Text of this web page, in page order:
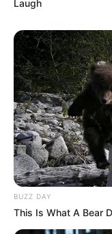
Laugh
BUZZ DAY
This Is What A Bear